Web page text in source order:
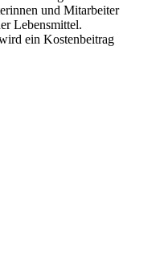
und Mitarbeiter
Lebensmittel.
ein Kostenbeitrag